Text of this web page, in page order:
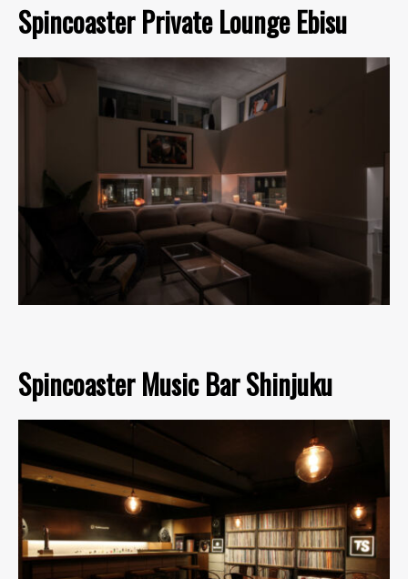
Spincoaster Private Lounge Ebisu
Spincoaster Music Bar Shinjuku